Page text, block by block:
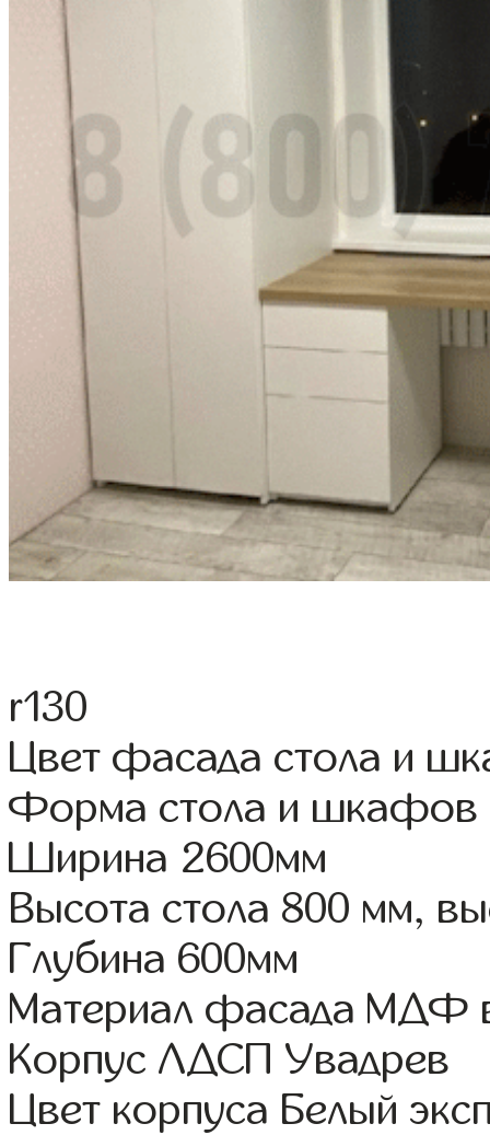
r130
Цвет фасада стола и
Форма стола и шкафов
Ширина 2600мм
Высота стола 800 мм,
Глубина 600мм
Материал фасада МДФ
Корпус ЛДСП Увадрев
Цвет корпуса Белый